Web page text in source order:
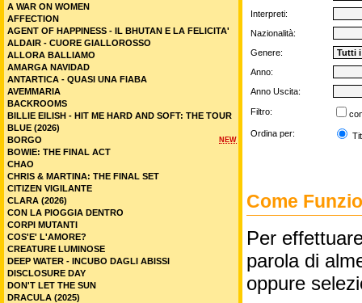
Interpreti:
Nazionalità:
Genere:
Anno:
Anno Uscita:
Filtro:
Ordina per:
Come
Per
parola di
oppure
A WAR ON WOMEN
AFFECTION
AGENT OF HAPPINESS - IL BHUTAN E LA FELICITA'
ALDAIR - CUORE GIALLOROSSO
ALLORA BALLIAMO
AMARGA NAVIDAD
ANTARTICA - QUASI UNA FIABA
AVEMMARIA
BACKROOMS
BILLIE EILISH - HIT ME HARD AND SOFT: THE TOUR
BLUE (2026)
NEW
BORGO
BOWIE: THE FINAL ACT
CHAO
CHRIS & MARTINA: THE FINAL SET
CITIZEN VIGILANTE
CLARA (2026)
CON LA PIOGGIA DENTRO
CORPI MUTANTI
COS'E' L'AMORE?
CREATURE LUMINOSE
DEEP WATER - INCUBO DAGLI ABISSI
DISCLOSURE DAY
DON'T LET THE SUN
DRACULA (2025)